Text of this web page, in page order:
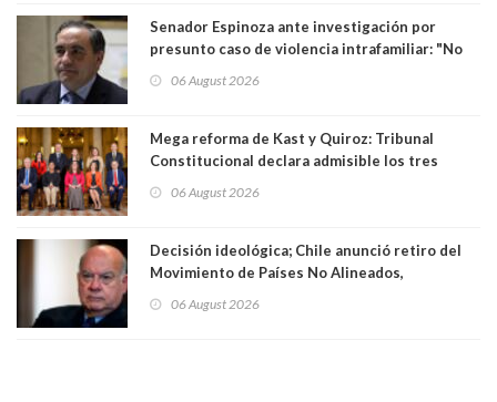
Senador Espinoza ante investigación por
presunto caso de violencia intrafamiliar: "No
antecedentes a Tribunal Supremo
06 August 2026
Mega reforma de Kast y Quiroz: Tribunal
Constitucional declara admisible los tres
06 August 2026
Decisión ideológica; Chile anunció retiro del
Movimiento de Países No Alineados,
1971. Excanciller Insulza lamentó decisión
06 August 2026